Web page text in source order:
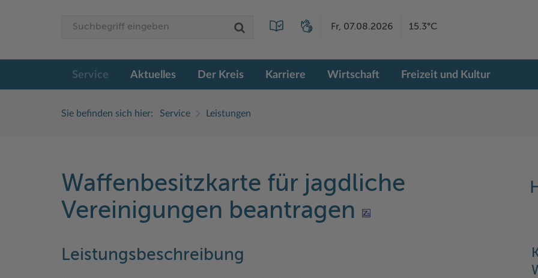
Fr, 07.08.2026 15.3°C
Service Aktuelles Der Kreis Karriere Wirtschaft Freizeit und Kultur
Sie befinden sich hier: Service Leistungen
Waffenbesitzkarte für jagdliche
Vereinigungen beantragen
Leistungsbeschreibung